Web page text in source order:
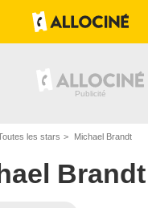
les stars Michael Brandt
Brandt